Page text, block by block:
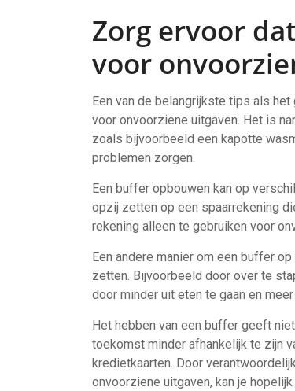
Zorg ervoor
voor
Een van de belangrijkste tips als
voor onvoorziene uitgaven. Het is
zoals bijvoorbeeld een kapotte
problemen zorgen.
Een buffer opbouwen kan op
opzij zetten op een spaarrekening
rekening alleen te gebruiken voor
Een andere manier om een buffer
zetten. Bijvoorbeeld door over te
door minder uit eten te gaan en
Het hebben van een buffer geeft
toekomst minder afhankelijk te zijn
kredietkaarten. Door
onvoorziene uitgaven, kan je